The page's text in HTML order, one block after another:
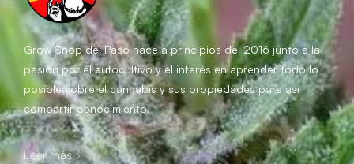
Grow Shop del Pasonace a principios del 2016 junto a la
pasión por el autocultivo y el interés en aprender todo lo
posible sobre el cannabis y sus propiedades para así
compartir conocimiento.
Leer más >